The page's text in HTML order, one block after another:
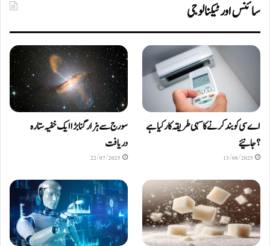
سائنس اور ٹیکنالوجی
اے سی کو بند کرنے کا سہی طریقہ کار کیا ہے
؟ جانیئے
13/08/2025
سورج سے ہزار گنا بڑا ایک خفیہ ستارہ
دریافت
22/07/2025